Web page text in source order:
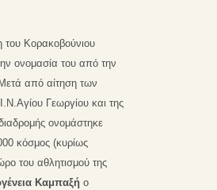
του Κορακοβούνιου
ονομασία του από την
από αίτηση των
Γεωργίου και της
ονομάστηκε
κόσμος (κυρίως
του αθλητισμού της
Καμπαξή ο